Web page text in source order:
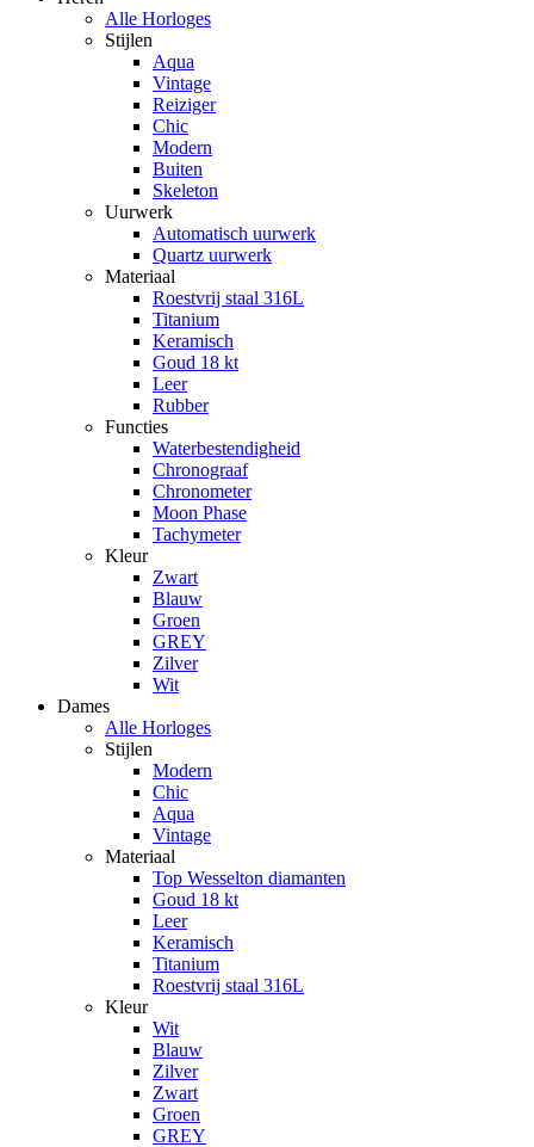
Alle Horloges
Stijlen
Aqua
Vintage
Reiziger
Chic
Modern
Buiten
Skeleton
Uurwerk
Automatisch uurwerk
Quartz uurwerk
Materiaal
Roestvrij staal 316L
Titanium
Keramisch
Goud 18 kt
Leer
Rubber
Functies
Waterbestendigheid
Chronograaf
Chronometer
Moon Phase
Tachymeter
Kleur
Zwart
Blauw
Groen
GREY
Zilver
Wit
Dames
Alle Horloges
Stijlen
Modern
Chic
Aqua
Vintage
Materiaal
Top Wesselton diamanten
Goud 18 kt
Leer
Keramisch
Titanium
Roestvrij staal 316L
Kleur
Wit
Blauw
Zilver
Zwart
Groen
GREY